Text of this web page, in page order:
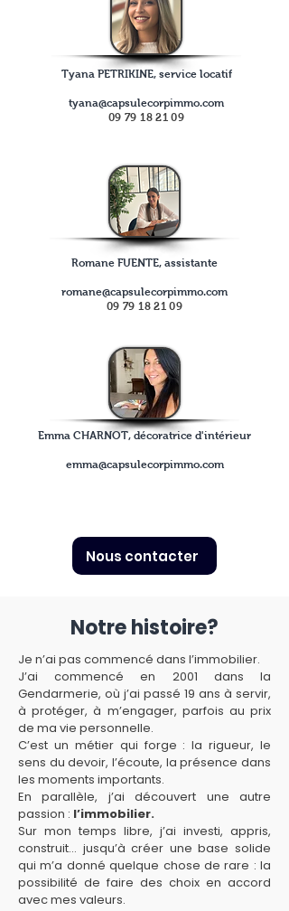
Tyana PETRIKINE, service locatif
tyana@capsulecorpimmo.com
0979 18 21 09
Romane FUENTE, assistante
romane@capsulecorpimmo.com
0979 18 21 09
Emma CHARNOT, décoratrice d'intérieur
emma@capsulecorpimmo.com
Nous contacter
Notre histoire?
Je n’ai pas commencé dans l’immobilier.
J’ai commencé en 2001 dans la
Gendarmerie, où j’ai passé 19 ans à servir,
à protéger, à m’engager, parfois au prix
de ma vie personnelle.
C’est un métier qui forge : la rigueur, le
sens du devoir, l’écoute, la présence dans
les moments importants.
En parallèle, j’ai découvert une autre
passion : l’immobilier.
Sur mon temps libre, j’ai investi, appris,
construit… jusqu’à créer une base solide
qui m’a donné quelque chose de rare : la
possibilité de faire des choix en accord
avec mes valeurs.